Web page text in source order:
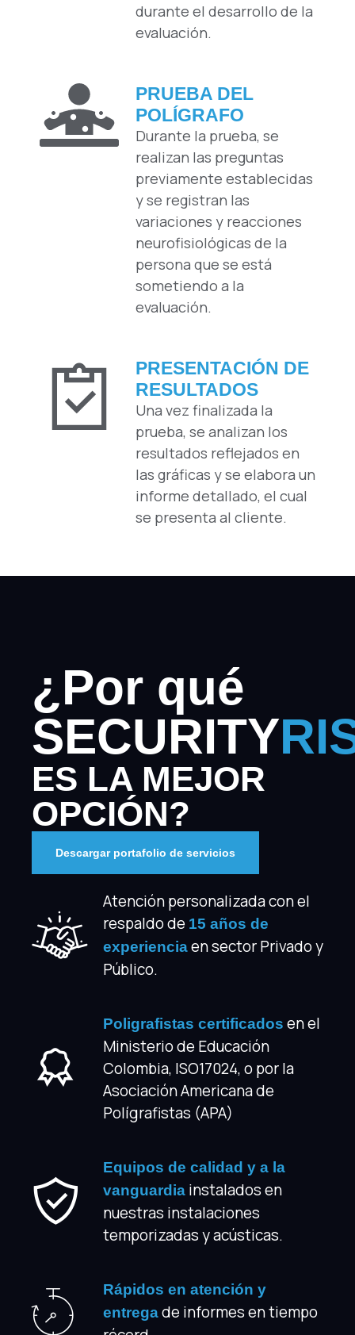
durante el desarrollo de la
evaluación.
PRUEBA DEL
POLÍGRAFO
Durante la prueba, se
realizan las preguntas
previamente establecidas
y se registran las
variaciones y reacciones
neurofisiológicas de la
persona que se está
sometiendo a la
evaluación.
PRESENTACIÓN DE
RESULTADOS
Una vez finalizada la
prueba, se analizan los
resultados reflejados en
las gráficas y se elabora un
informe detallado, el cual
se presenta al cliente.
¿Por qué
SECURITY
ES LA MEJOR
OPCIÓN?
Descargar portafolio de servicios
Atención personalizada con el
respaldo de 15 años de
experienciaen sector Privado y
Público.
Poligrafistas certificados en el
Ministerio de Educación
Colombia, ISO17024, o por la
Asociación Americana de
Polígrafistas (APA)
Equipos de calidad y a la
vanguardia instalados en
nuestras instalaciones
temporizadas y acústicas.
Rápidos en atención y
entregade informes en tiempo